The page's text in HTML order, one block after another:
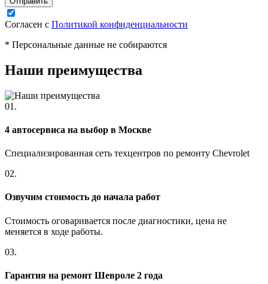
Согласен с Политикой конфиденциальности
* Персональные данные не собираются
Наши преимущества
01.
4 автосервиса на выбор в Москве
Специализированная сеть техцентров по ремонту Chevrolet
02.
Озвучим стоимость до начала работ
Стоимость оговаривается после диагностики, цена не
меняется в ходе работы.
03.
Гарантия на ремонт Шевроле 2 года